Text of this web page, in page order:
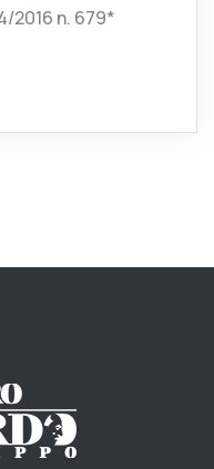
2016 n. 679*